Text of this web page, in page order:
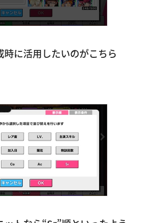
に活用したいのがこちら